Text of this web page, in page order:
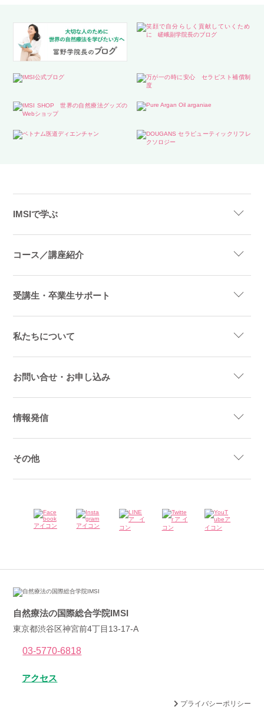
IMSIで学ぶ
コース／講座紹介
受講生・卒業生サポート
私たちについて
お問い合せ・お申し込み
情報発信
その他
自然療法の国際総合学院IMSI
東京都渋谷区神宮前4丁目13-17-A
03-5770-6818
アクセス
プライバシーポリシー